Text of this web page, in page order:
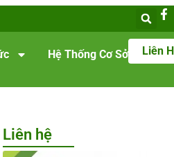
Hệ Thống Cơ Sở Liên
Liên hệ